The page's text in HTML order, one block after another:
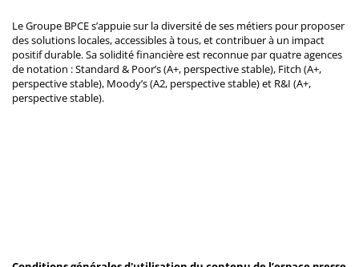
Le Groupe BPCE s’appuie sur la diversité de ses métiers pour proposer
des solutions locales, accessibles à tous, et contribuer à un impact
positif durable. Sa solidité financière est reconnue par quatre agences
de notation : Standard & Poor’s (A+, perspective stable), Fitch (A+,
perspective stable), Moody’s (A2, perspective stable) et R&I (A+,
perspective stable).